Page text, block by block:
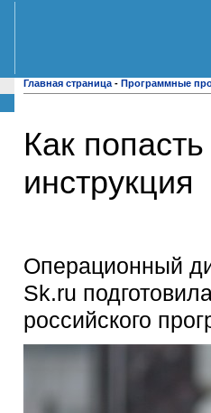
Главная страница - Программные
Как
инструкция
Операционный
Sk.ru
российского